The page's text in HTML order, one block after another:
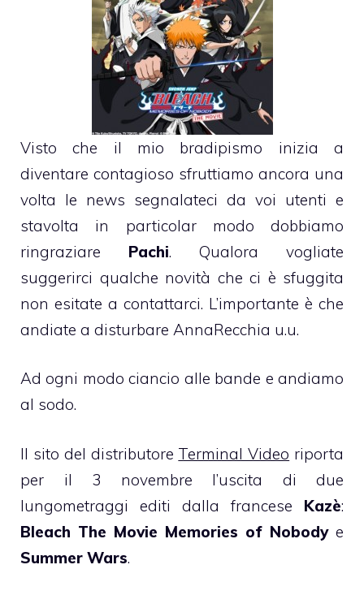
Visto che il mio bradipismo inizia a
diventare contagioso sfruttiamo ancora una
volta le news segnalateci da voi utenti e
stavolta in particolar modo dobbiamo
ringraziare Pachi. Qualora vogliate
suggerirci qualche novità che ci è sfuggita
non esitate a contattarci. L’importante è che
andiate a disturbare AnnaRecchia u.u.
Ad ogni modo ciancio alle bande e andiamo
al sodo.
Il sito del distributore Terminal Video riporta
per il 3 novembre l’uscita di due
lungometraggi editi dalla francese Kazè:
Bleach The Movie Memories of Nobodye
Summer Wars.